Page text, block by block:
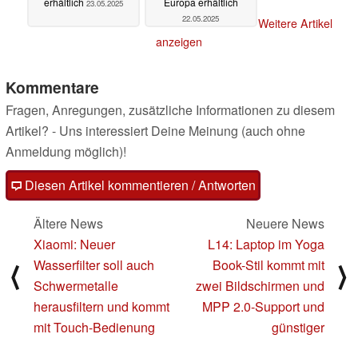
23.05.2025
22.05.2025
Weitere Artikel
anzeigen
Kommentare
Fragen, Anregungen, zusätzliche Informationen zu diesem
Artikel? - Uns interessiert Deine Meinung (auch ohne
Anmeldung möglich)!
Diesen Artikel kommentieren / Antworten
⟨
Ältere News
Xiaomi: Neuer
Wasserfilter soll auch
Schwermetalle
herausfiltern und kommt
mit Touch-Bedienung
Neuere News
L14: Laptop im Yoga
Book-Stil kommt mit
zwei Bildschirmen und
MPP 2.0-Support und
günstiger
⟩